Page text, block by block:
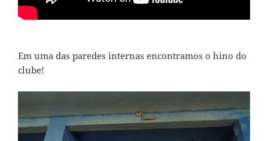
Em uma das paredes internas encontramos o hino do
clube!